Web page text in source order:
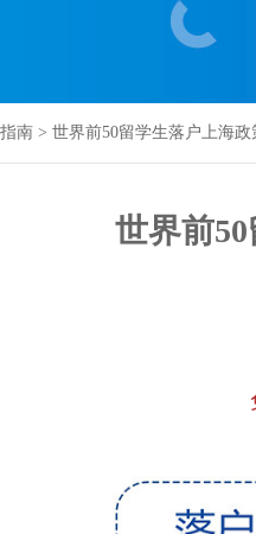
南 > 世界前50留学生落户上海
世界前